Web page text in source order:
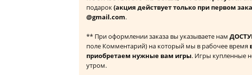
подарок(акция действует только при первом
@gmail.com.
** При оформлении заказа вы указываете нам
поле Комментарий) на который мы в рабочее время
приобретаем нужные вам игры. Игры купленные
утром.